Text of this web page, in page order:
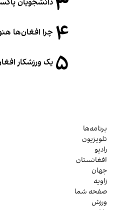
دانشجویان
۴ چرا افغان‌ها
۵ یک ورزشکار
برنامه‌ها
تلویزیون
رادیو
افغانستان
جهان
زاویه
صفحه شما
ورزش